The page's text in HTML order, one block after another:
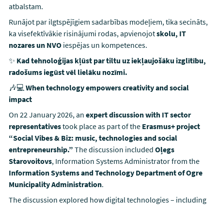
atbalstam.
Runājot par ilgtspējīgiem sadarbības modeļiem, tika secināts,
ka visefektīvākie risinājumi rodas, apvienojotskolu, IT
nozares un NVOiespējas un kompetences.
✨ Kad tehnoloģijas kļūst par tiltu uz iekļaujošāku izglītību,
radošums iegūst vēl lielāku nozīmi.
🎶💻When technology empowers creativity and social
impact
On 22 January 2026, an expert discussion with IT sector
representativestook place as part of the Erasmus+ project
“Social Vibes & Biz: music, technologies and social
entrepreneurship.” The discussion included Oļegs
Starovoitovs, Information Systems Administrator from the
Information Systems and Technology Department of Ogre
Municipality Administration.
The discussion explored how digital technologies – including